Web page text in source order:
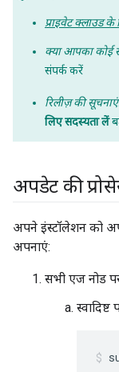
प्राइवेट क्लाउड
क्या आपका कोई
संपर्क करें
रिलीज़ की सूचनाएं:
लिए सदस्यता लें
अपडेट की
अपने इंस्टॉलेशन को
अपनाएं:
सभी एज नोड